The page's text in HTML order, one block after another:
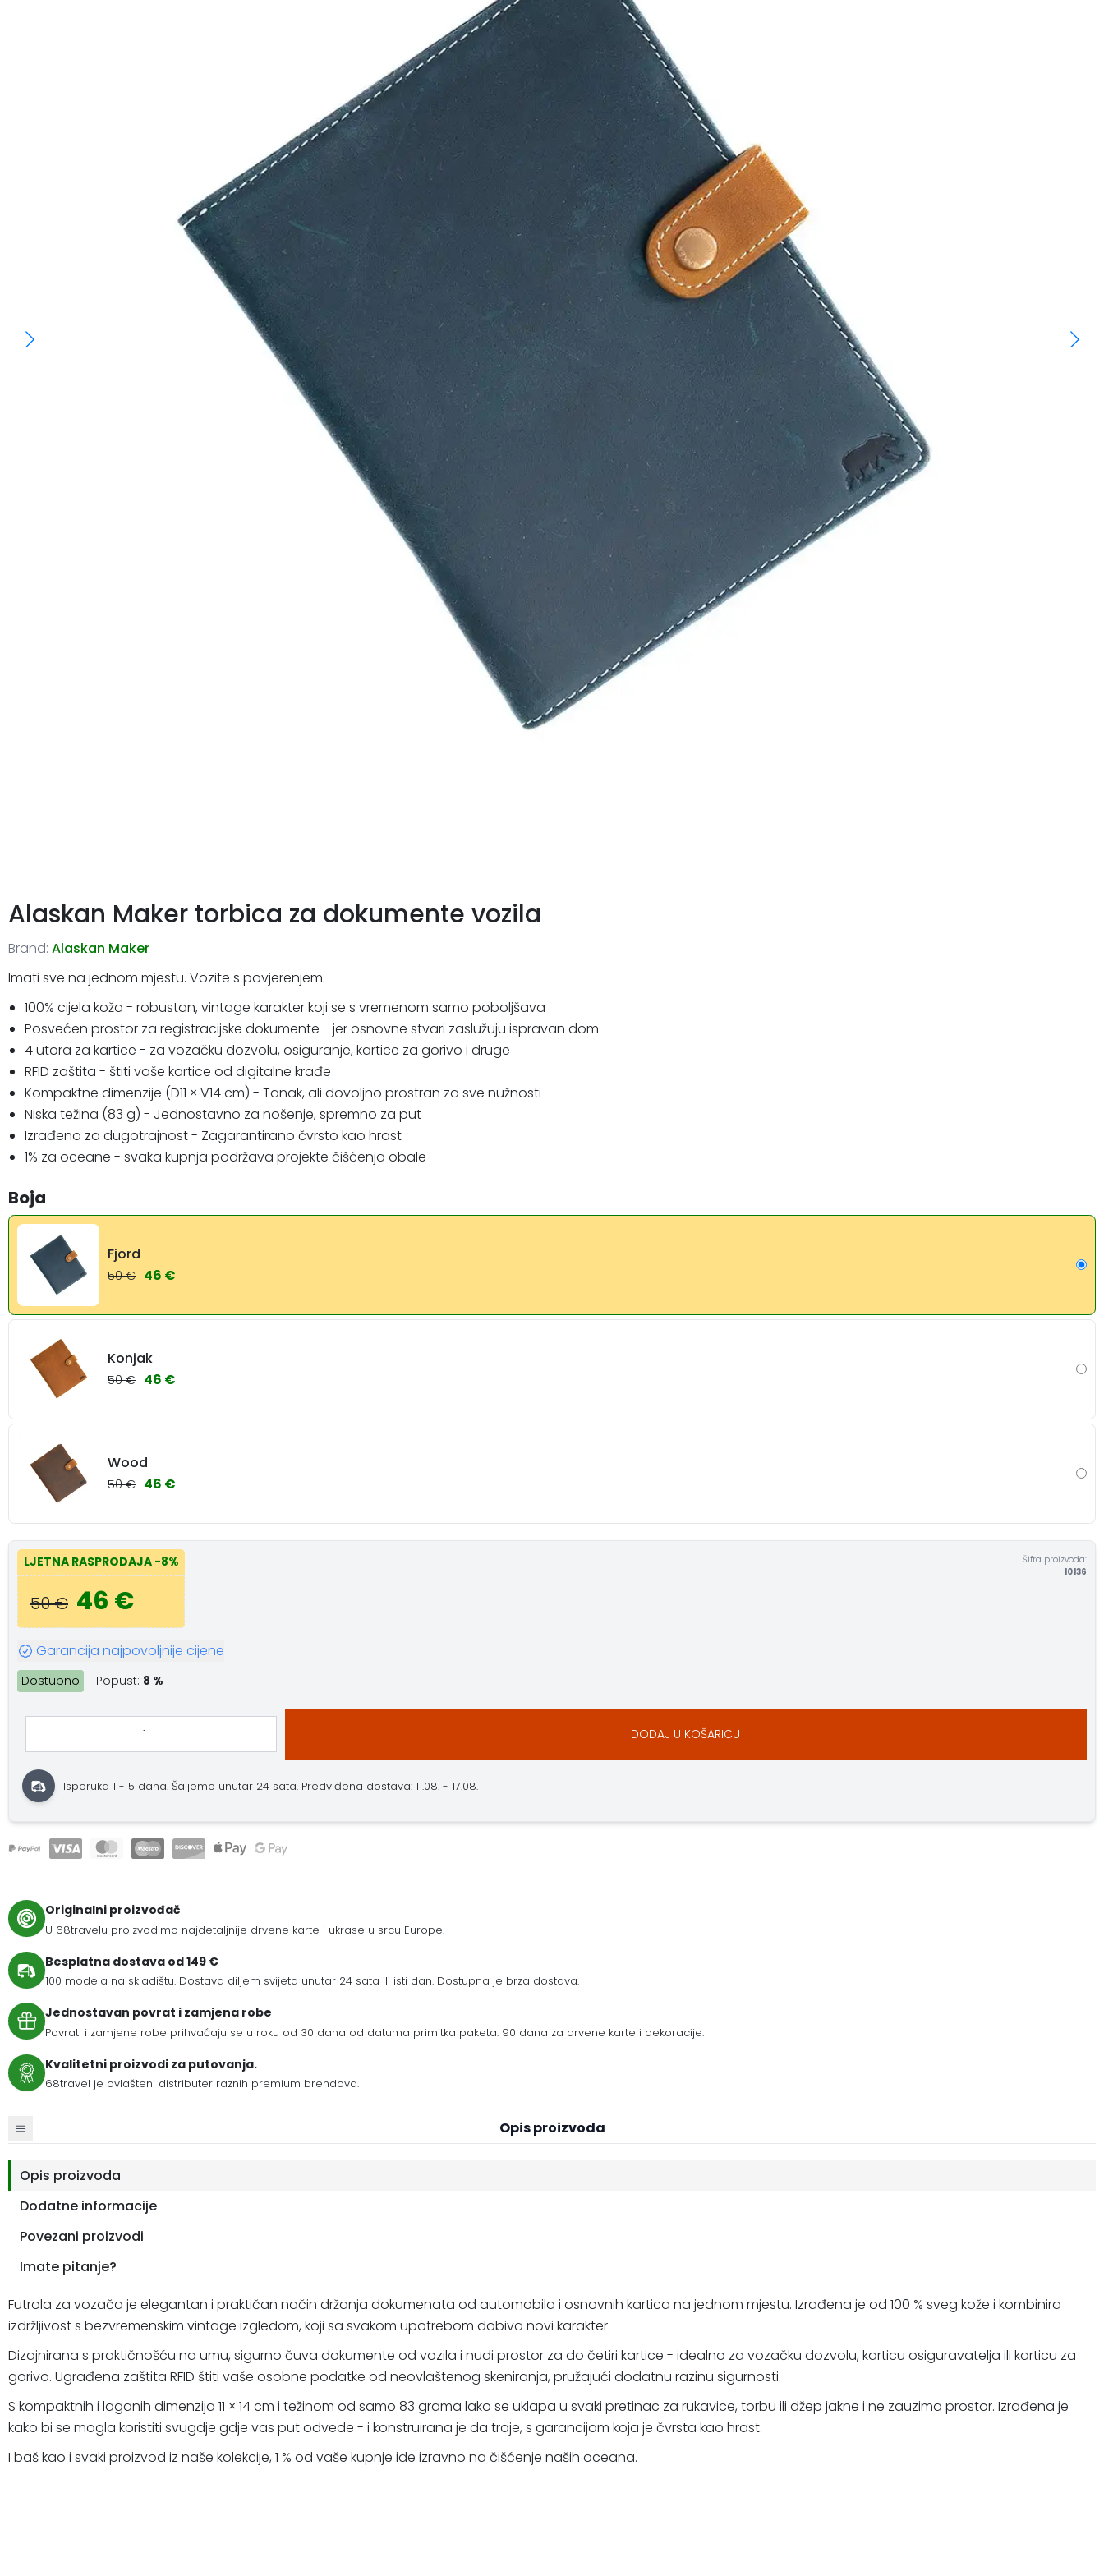
Alaskan Maker torbica za dokumente vozila
Brand: Alaskan Maker
Imati sve na jednom mjestu. Vozite s povjerenjem.
100% cijela koža - robustan, vintage karakter koji se s vremenom samo poboljšava
Posvećen prostor za registracijske dokumente - jer osnovne stvari zaslužuju ispravan dom
4 utora za kartice - za vozačku dozvolu, osiguranje, kartice za gorivo i druge
RFID zaštita - štiti vaše kartice od digitalne krađe
Kompaktne dimenzije (D11 × V14 cm) - Tanak, ali dovoljno prostran za sve nužnosti
Niska težina (83 g) - Jednostavno za nošenje, spremno za put
Izrađeno za dugotrajnost - Zagarantirano čvrsto kao hrast
1% za oceane - svaka kupnja podržava projekte čišćenja obale
Boja
Fjord
50 € 46 €
Konjak
50 € 46 €
Wood
50 € 46 €
LJETNA RASPRODAJA -8%
50 € 46 €
Šifra proizvoda:
10136
Garancija najpovoljnije cijene
Dostupno Popust: 8 %
DODAJ U KOŠARICU
Isporuka 1 - 5 dana.Šaljemo unutar 24 sata. Predviđena dostava: 11.08. - 17.08.
Originalni proizvođač
U 68travelu proizvodimo najdetaljnije drvene karte i ukrase u srcu Europe.
Besplatna dostava od 149 €
100 modela na skladištu. Dostava diljem svijeta unutar 24 sata ili isti dan. Dostupna je brza dostava.
Jednostavan povrat i zamjena robe
Povrati i zamjene robe prihvaćaju se u roku od 30 dana od datuma primitka paketa. 90 dana za drvene karte i dekoracije.
Kvalitetni proizvodi za putovanja.
68travel je ovlašteni distributer raznih premium brendova.
Opis proizvoda
Opis proizvoda
Dodatne informacije
Povezani proizvodi
Imate pitanje?
Futrola za vozača je elegantan i praktičan način držanja dokumenata od automobila i osnovnih kartica na jednom mjestu. Izrađena je od 100 % sveg kože i kombinira
izdržljivost s bezvremenskim vintage izgledom, koji sa svakom upotrebom dobiva novi karakter.
Dizajnirana s praktičnošću na umu, sigurno čuva dokumente od vozila i nudi prostor za do četiri kartice - idealno za vozačku dozvolu, karticu osiguravatelja ili karticu za
gorivo. Ugrađena zaštita RFID štiti vaše osobne podatke od neovlaštenog skeniranja, pružajući dodatnu razinu sigurnosti.
S kompaktnih i laganih dimenzija 11 × 14 cm i težinom od samo 83 grama lako se uklapa u svaki pretinac za rukavice, torbu ili džep jakne i ne zauzima prostor. Izrađena je
kako bi se mogla koristiti svugdje gdje vas put odvede - i konstruirana je da traje, s garancijom koja je čvrsta kao hrast.
I baš kao i svaki proizvod iz naše kolekcije, 1 % od vaše kupnje ide izravno na čišćenje naših oceana.